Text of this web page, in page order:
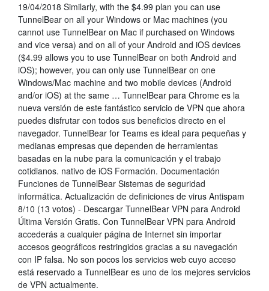
19/04/2018 Similarly, with the $4.99 plan you can use
TunnelBear on all your Windows or Mac machines (you
cannot use TunnelBear on Mac if purchased on Windows
and vice versa) and on all of your Android and iOS devices
($4.99 allows you to use TunnelBear on both Android and
iOS); however, you can only use TunnelBear on one
Windows/Mac machine and two mobile devices (Android
and/or iOS) at the same … TunnelBear para Chrome es la
nueva versión de este fantástico servicio de VPN que ahora
puedes disfrutar con todos sus beneficios directo en el
navegador. TunnelBear for Teams es ideal para pequeñas y
medianas empresas que dependen de herramientas
basadas en la nube para la comunicación y el trabajo
cotidianos. nativo de iOS Formación. Documentación
Funciones de TunnelBear Sistemas de seguridad
informática. Actualización de definiciones de virus Antispam
8/10 (13 votos) - Descargar TunnelBear VPN para Android
Última Versión Gratis. Con TunnelBear VPN para Android
accederás a cualquier página de Internet sin importar
accesos geográficos restringidos gracias a su navegación
con IP falsa. No son pocos los servicios web cuyo acceso
está reservado a TunnelBear es uno de los mejores servicios
de VPN actualmente.